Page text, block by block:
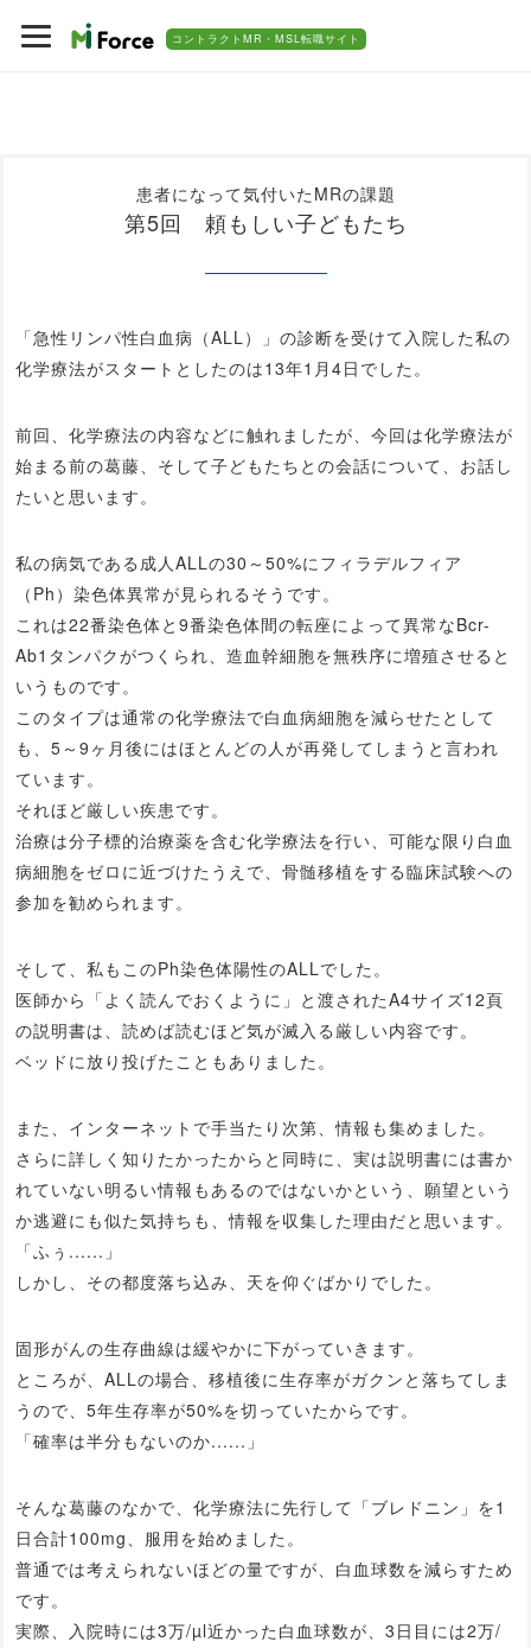
コントラクトMR・MSL転職サイト
患者になって気付いたMRの課題
第5回 頼もしい子どもたち
「急性リンパ性白血病（ALL）」の診断を受けて入院した私の
化学療法がスタートとしたのは13年1月4日でした。
前回、化学療法の内容などに触れましたが、今回は化学療法が
始まる前の葛藤、そして子どもたちとの会話について、お話し
たいと思います。
私の病気である成人ALLの30～50%にフィラデルフィア
（Ph）染色体異常が見られるそうです。
これは22番染色体と9番染色体間の転座によって異常なBcr-
Ab1タンパクがつくられ、造血幹細胞を無秩序に増殖させると
いうものです。
このタイプは通常の化学療法で白血病細胞を減らせたとして
も、5～9ヶ月後にはほとんどの人が再発してしまうと言われ
ています。
それほど厳しい疾患です。
治療は分子標的治療薬を含む化学療法を行い、可能な限り白血
病細胞をゼロに近づけたうえで、骨髄移植をする臨床試験への
参加を勧められます。
そして、私もこのPh染色体陽性のALLでした。
医師から「よく読んでおくように」と渡されたA4サイズ12頁
の説明書は、読めば読むほど気が滅入る厳しい内容です。
ベッドに放り投げたこともありました。
また、インターネットで手当たり次第、情報も集めました。
さらに詳しく知りたかったからと同時に、実は説明書には書か
れていない明るい情報もあるのではないかという、願望という
か逃避にも似た気持ちも、情報を収集した理由だと思います。
「ふぅ......」
しかし、その都度落ち込み、天を仰ぐばかりでした。
固形がんの生存曲線は緩やかに下がっていきます。
ところが、ALLの場合、移植後に生存率がガクンと落ちてしま
うので、5年生存率が50%を切っていたからです。
「確率は半分もないのか......」
そんな葛藤のなかで、化学療法に先行して「ブレドニン」を1
日合計100mg、服用を始めました。
普通では考えられないほどの量ですが、白血球数を減らすため
です。
実際、入院時には3万/µl近かった白血球数が、3日目には2万/